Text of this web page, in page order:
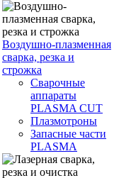
Воздушно-плазменная
сварка, резка и
строжка
Сварочные
аппараты
PLASMA CUT
Плазмотроны
Запасные части
PLASMA